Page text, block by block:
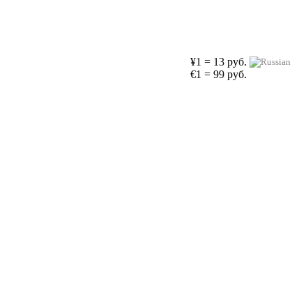
¥1 = 13 руб.
€1 = 99 руб.